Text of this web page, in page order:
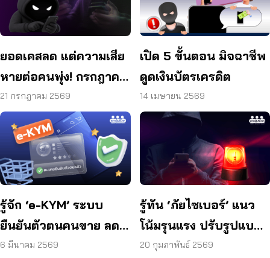
ยอดเคสลด แต่ความเสีย
หายต่อคนพุ่ง! กรกฎาคม
แค่ 17 วัน สูญแล้วกว่า
521 ล้านบาท
21 กรกฎาคม 2569
เปิด 5 ขั้นตอน มิจฉาชีพ
ดูดเงินบัตรเครดิต
14 เมษายน 2569
รู้จัก ‘e-KYM’ ระบบ
ยืนยันตัวตนคนขาย ลด
โกงออนไลน์
6 มีนาคม 2569
รู้ทัน ‘ภัยไซเบอร์’ แนว
โน้มรุนแรง ปรับรูปแบบ
ใหม่
20 กุมภาพันธ์ 2569